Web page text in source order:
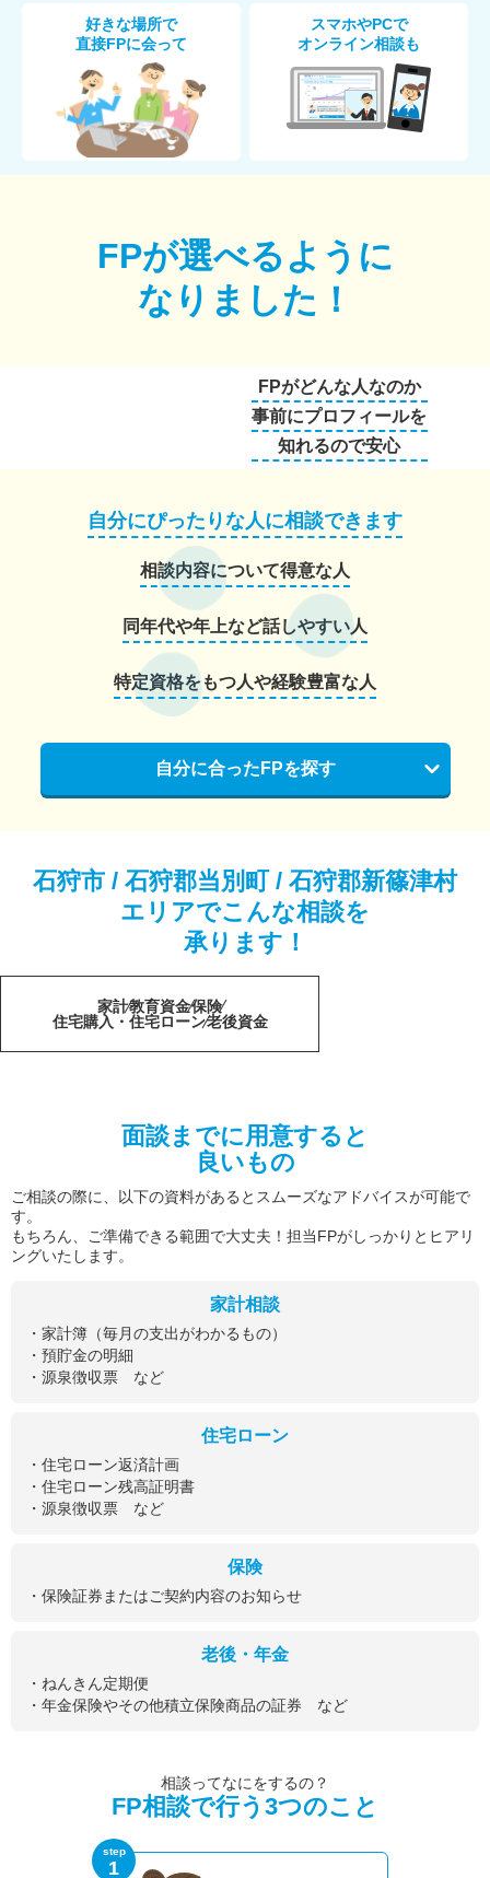
好きな場所で
直接FPに会って
スマホやPCで
オンライン相談も
FPが選べるように
なりました！
FPがどんな人なのか
事前にプロフィールを
知れるので安心
自分にぴったりな人に相談できます
相談内容について得意な人
同年代や年上など話しやすい人
特定資格をもつ人や経験豊富な人
自分に合ったFPを探す
石狩市 / 石狩郡当別町 / 石狩郡新篠津村
エリアでこんな相談を
承ります！
家計教育資金保険
住宅購入・住宅ローン老後資金
面談までに用意すると
良いもの
ご相談の際に、以下の資料があるとスムーズなアドバイスが可能で
す。
もちろん、ご準備できる範囲で大丈夫！担当FPがしっかりとヒアリ
ングいたします。
家計相談
・家計簿（毎月の支出がわかるもの）
・預貯金の明細
・源泉徴収票 など
住宅ローン
・住宅ローン返済計画
・住宅ローン残高証明書
・源泉徴収票 など
保険
・保険証券またはご契約内容のお知らせ
老後・年金
・ねんきん定期便
・年金保険やその他積立保険商品の証券 など
相談ってなにをするの？
FP相談で行う3つのこと
step
1